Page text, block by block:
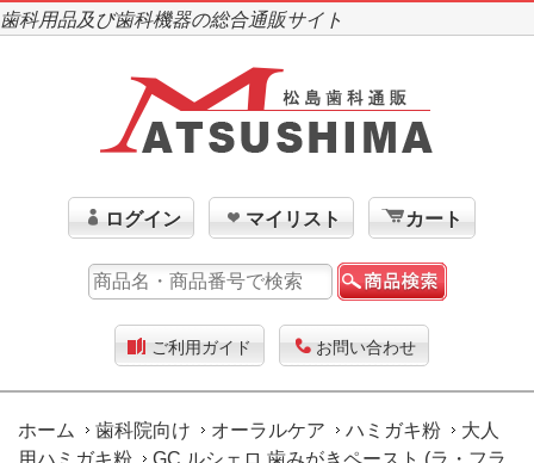
歯科用品及び歯科機器の総合通販サイト
ログイン マイリスト カート
ご利用ガイド お問い合わせ
ホーム 歯科院向け オーラルケア ハミガキ粉
大人
用ハミガキ粉
GC ルシェロ 歯みがきペースト (ラ・フラ